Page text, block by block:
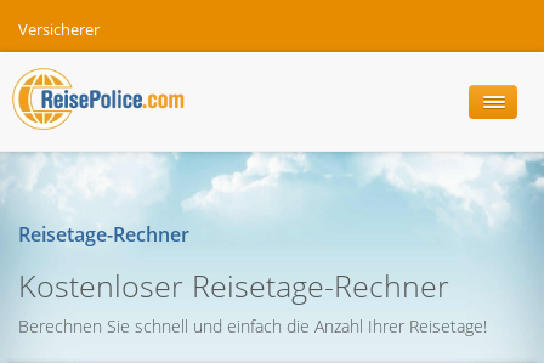
Versicherer
Reisetage-Rechner
Kostenloser Reisetage-Rechner
Berechnen Sie schnell und einfach die Anzahl Ihrer Reisetage!